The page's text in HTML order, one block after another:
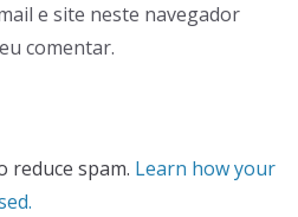
e site neste navegador
comentar.
reduce spam. Learn how your